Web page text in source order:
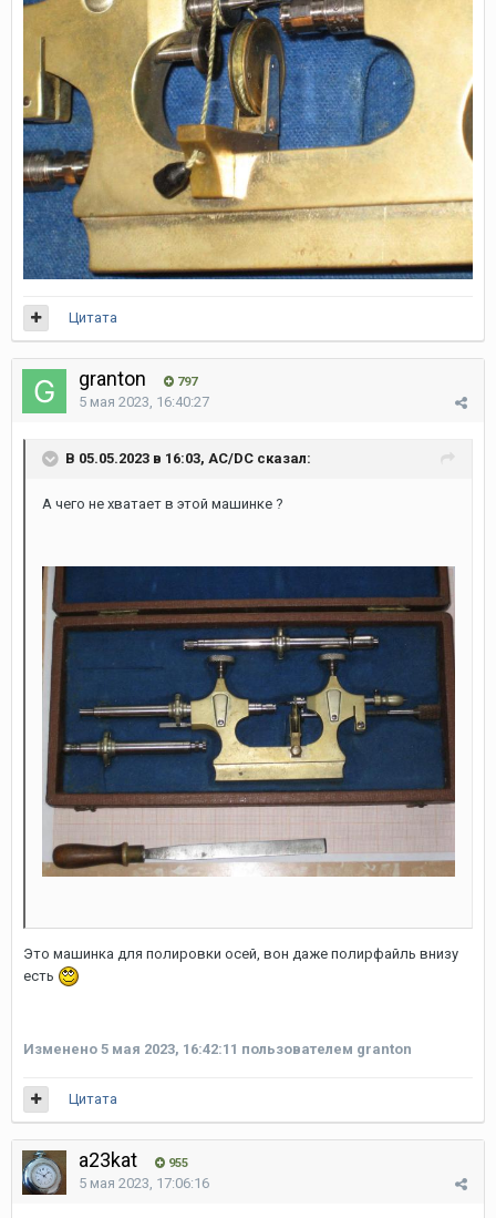
Цитата
granton 797
5 мая 2023, 16:40:27
В 05.05.2023 в 16:03, AC/DC сказал:
А чего не хватает в этой машинке ?
Это машинка для полировки осей, вон даже полирфайль внизу
есть
Изменено 5 мая 2023, 16:42:11 пользователем granton
Цитата
a23kat 955
5 мая 2023, 17:06:16